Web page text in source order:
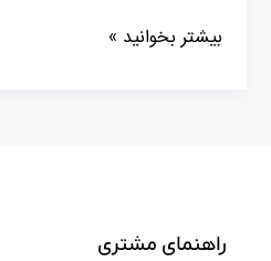
بیشتر بخوانید »
راهنمای مشتری